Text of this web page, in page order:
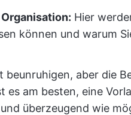
Hier
können und warum
beunruhigen, aber die
es am besten, eine
überzeugend wie